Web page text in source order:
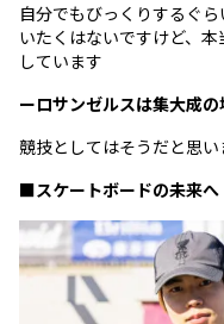
自分でもびっくりするぐ
いたくはないですけど、
しています
ーロサンゼルスは集大成
競技としてはそうだと思い
■スケートボードの未来へ